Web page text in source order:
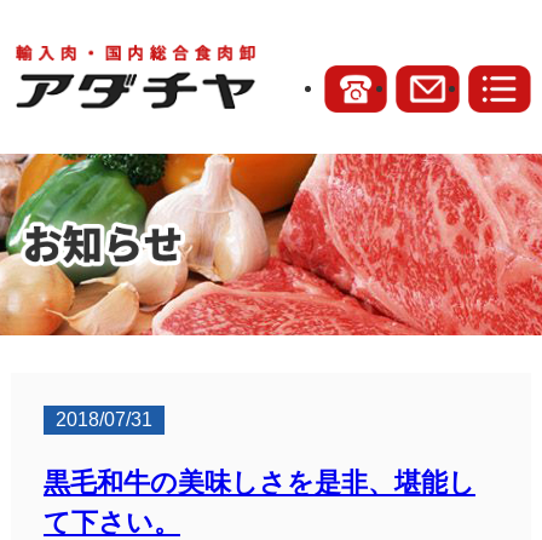
2018/07/31
黒毛和牛の美味しさを是非、堪能し
て下さい。